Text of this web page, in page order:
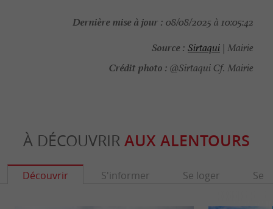
Dernière mise à jour : 08/08/2025 à 10:05:42
Source : Sirtaqui | Mairie
Crédit photo : @Sirtaqui Cf. Mairie
À DÉCOUVRIR AUX ALENTOURS
Découvrir S'informer Se loger Se